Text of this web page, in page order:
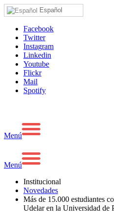
Español
Facebook
Twitter
Instagram
Linkedin
Youtube
Flickr
Mail
Spotify
Menú
Menú
Institucional
Novedades
Más de 15.000 estudiantes
Udelar en la Universidad de